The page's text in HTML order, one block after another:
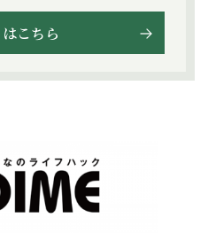
こちら